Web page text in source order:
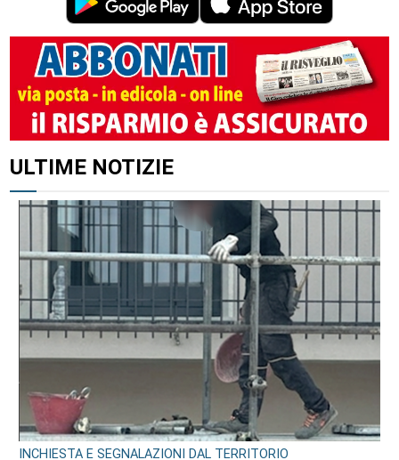
ALTRI ARTICOLI DI QUESTO AUTORE
ULTIME NOTIZIE